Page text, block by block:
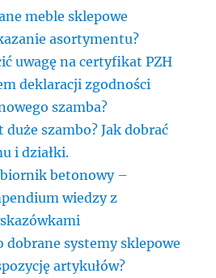
meble sklepowe
asortymentu?
uwagę na certyfikat PZH
deklaracji zgodności
szamba?
duże szambo? Jak dobrać
i działki.
betonowy –
wiedzy z
dobrane systemy sklepowe
artykułów?